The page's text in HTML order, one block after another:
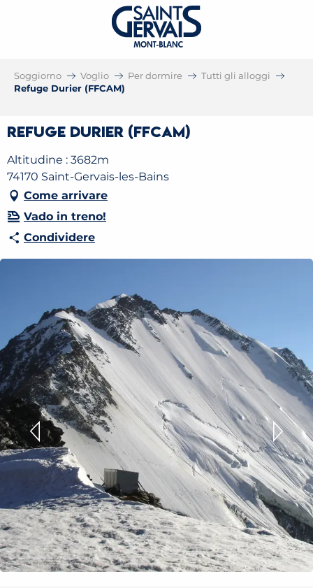
Soggiorno Voglio Per dormire
Tutti gli alloggi
Refuge Durier (FFCAM)
Refuge Durier (FFCAM)
Altitudine : 3682m
74170 Saint-Gervais-les-Bains
Come arrivare
Vado in treno!
Condividere